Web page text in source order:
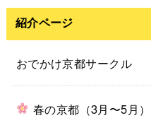
紹介ページ
おでかけ京都サークル
春の京都（3月〜5月）